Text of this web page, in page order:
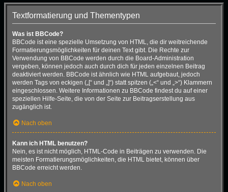
Textformatierung und Thementypen
Was ist BBCode?
BBCode ist eine spezielle Umsetzung von HTML, die dir weitreichende
Formatierungsmöglichkeiten für deinen Text gibt. Die Rechte zur
Verwendung von BBCode werden durch die Board-Administration
vergeben, können jedoch auch durch dich für jeden einzelnen Beitrag
deaktiviert werden. BBCode ist ähnlich wie HTML aufgebaut, jedoch
werden Tags von eckigen („[“ und „]“) statt spitzen („<“ und „>“) Klammern
eingeschlossen. Weitere Informationen zu BBCode findest du auf einer
speziellen Hilfe-Seite, die von der Seite zur Beitragserstellung aus
zugänglich ist.
Nach oben
Kann ich HTML benutzen?
Nein, es ist nicht möglich, HTML-Code in Beiträgen zu verwenden. Die
meisten Formatierungsmöglichkeiten, die HTML bietet, können über
BBCode erreicht werden.
Nach oben